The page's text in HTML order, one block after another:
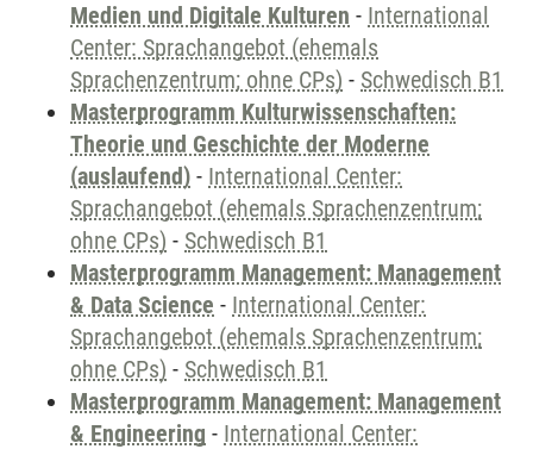
Medien und Digitale Kulturen - International
Center: Sprachangebot (ehemals
Sprachenzentrum; ohne CPs) - Schwedisch B1
Masterprogramm Kulturwissenschaften:
Theorie und Geschichte der Moderne
(auslaufend) - International Center:
Sprachangebot (ehemals Sprachenzentrum;
ohne CPs) - Schwedisch B1
Masterprogramm Management: Management
& Data Science - International Center:
Sprachangebot (ehemals Sprachenzentrum;
ohne CPs) - Schwedisch B1
Masterprogramm Management: Management
& Engineering - International Center: